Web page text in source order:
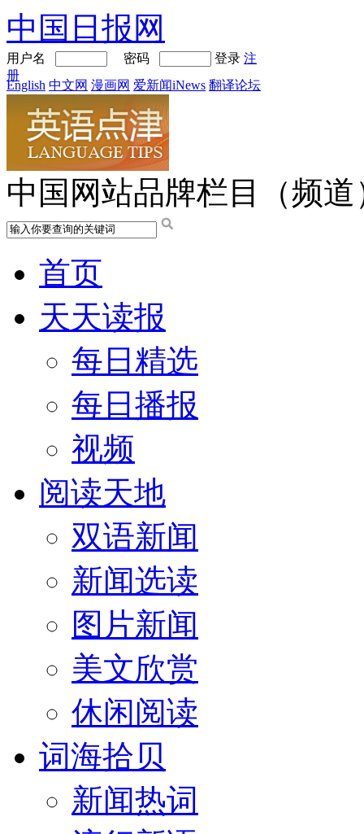
中国日报网
用户名 密码 登录 注
册
English 中文网 漫画网 爱新闻iNews 翻译论坛
中国网站品牌栏目（频道
首页
天天读报
每日精选
每日播报
视频
阅读天地
双语新闻
新闻选读
图片新闻
美文欣赏
休闲阅读
词海拾贝
新闻热词